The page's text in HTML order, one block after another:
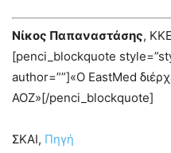
Νίκος Παπαναστάσης,
[penci_blockquote
author=””]«Ο EastMed
ΑΟΖ»[/penci_blockquote]
ΣΚΑΙ, Πηγή